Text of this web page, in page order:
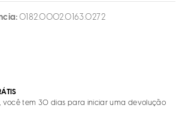
0182.0002.0163.0272
você tem 30 dias para iniciar uma devolução